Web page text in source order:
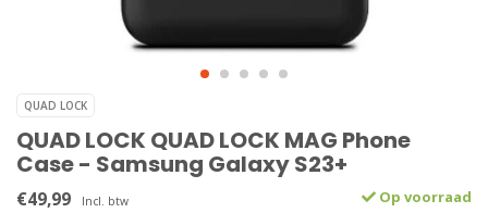
QUAD LOCK
QUAD LOCK QUAD LOCK MAG Phone
Case - Samsung Galaxy S23+
€49,99 Incl. btw Op voorraad